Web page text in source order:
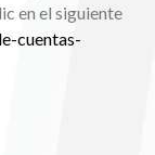
en el siguiente
cuentas-